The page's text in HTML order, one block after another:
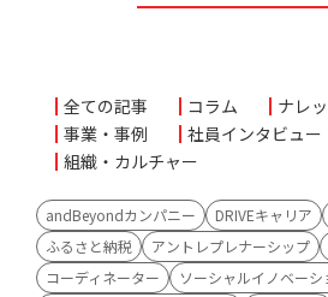
全ての記事 コラム
ナレ
事業・事例
社員インタビュー
組織・カルチャー
andBeyondカンパニー DRIVEキャリア
ふるさと納税
アントレプレナーシップ
コーディネーター
ソーシャルイノベーシ